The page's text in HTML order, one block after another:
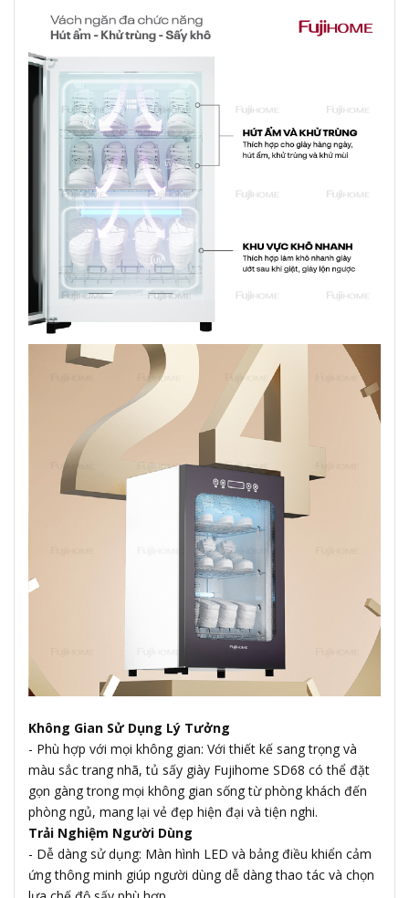
Không Gian Sử Dụng Lý Tưởng
- Phù hợp với mọi không gian: Với thiết kế sang trọng và
màu sắc trang nhã, tủ sấy giày Fujihome SD68 có thể đặt
gọn gàng trong mọi không gian sống từ phòng khách đến
phòng ngủ, mang lại vẻ đẹp hiện đại và tiện nghi.
Trải Nghiệm Người Dùng
- Dễ dàng sử dụng: Màn hình LED và bảng điều khiển cảm
ứng thông minh giúp người dùng dễ dàng thao tác và chọn